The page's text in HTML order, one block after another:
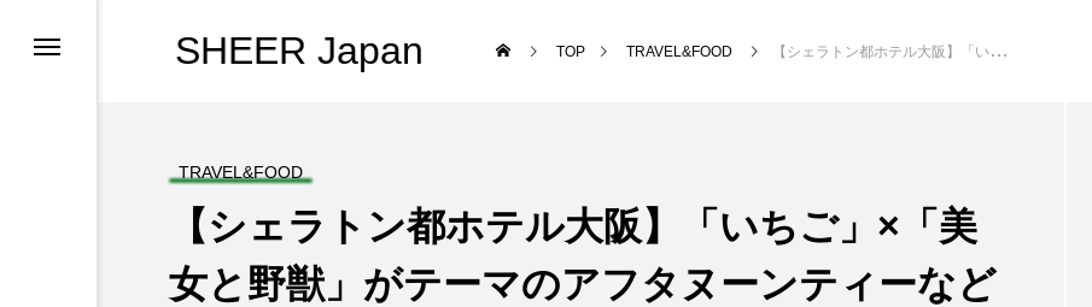
SHEER Japan TOP TRAVEL&FOOD 【シェラトン都ホテル大阪】「いちご」×「美女と野獣」がテーマのアフタヌーンティーなど旬のいちごを満喫できる「いちごフェア」開催
TRAVEL&FOOD
【シェラトン都ホテル大阪】「いちご」×「美
女と野獣」がテーマのアフタヌーンティーなど